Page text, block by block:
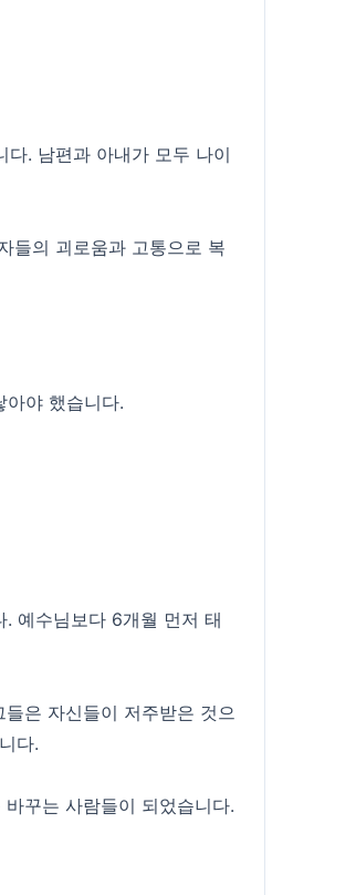
. 남편과 아내가 모두 나이
들의 괴로움과 고통으로 복
야 했습니다.
예수님보다 6개월 먼저 태
은 자신들이 저주받은 것으
다.
꾸는 사람들이 되었습니다.